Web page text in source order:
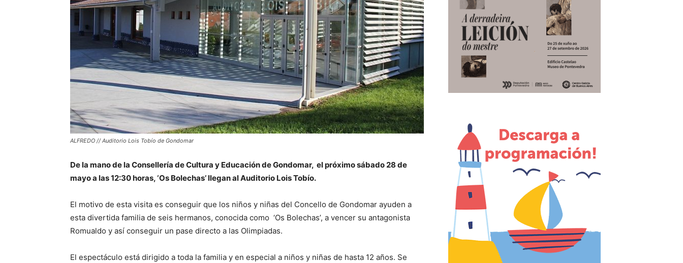
ALFREDO // Auditorio Lois Tobío de Gondomar
De la mano de la Consellería de Cultura y Educación de Gondomar, el próximo sábado 28 de
mayo a las 12:30 horas, ‘Os Bolechas’ llegan al Auditorio Lois Tobío.
El motivo de esta visita es conseguir que los niños y niñas del Concello de Gondomar ayuden a
esta divertida familia de seis hermanos, conocida como ‘Os Bolechas’, a vencer su antagonista
Romualdo y así conseguir un pase directo a las Olimpiadas.
El espectáculo está dirigido a toda la familia y en especial a niños y niñas de hasta 12 años. Se